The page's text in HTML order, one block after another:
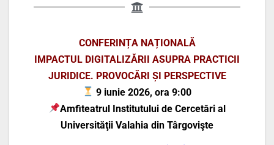
CONFERINȚA NAȚIONALĂ
IMPACTUL DIGITALIZĂRII ASUPRA PRACTICII
JURIDICE. PROVOCĂRI ȘI PERSPECTIVE
9 iunie 2026, ora 9:00
Amfiteatrul Institutului de Cercetări al
Universităţii Valahia din Târgovişte